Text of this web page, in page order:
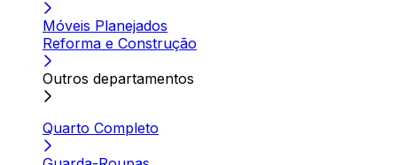
Móveis Planejados
Reforma e Construção
Outros departamentos
Quarto Completo